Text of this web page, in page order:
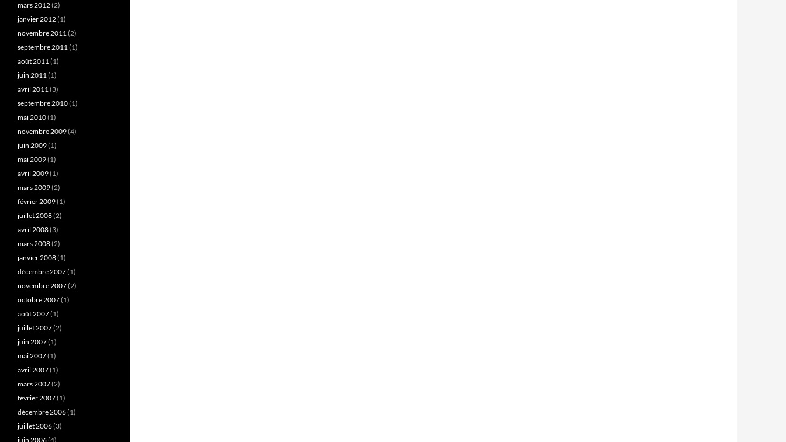
mars 2012(2)
janvier 2012(1)
novembre 2011(2)
septembre 2011(1)
août 2011(1)
juin 2011(1)
avril 2011(3)
septembre 2010(1)
mai 2010(1)
novembre 2009(4)
juin 2009(1)
mai 2009(1)
avril 2009(1)
mars 2009(2)
février 2009(1)
juillet 2008(2)
avril 2008(3)
mars 2008(2)
janvier 2008(1)
décembre 2007(1)
novembre 2007(2)
octobre 2007(1)
août 2007(1)
juillet 2007(2)
juin 2007(1)
mai 2007(1)
avril 2007(1)
mars 2007(2)
février 2007(1)
décembre 2006(1)
juillet 2006(3)
juin 2006(4)